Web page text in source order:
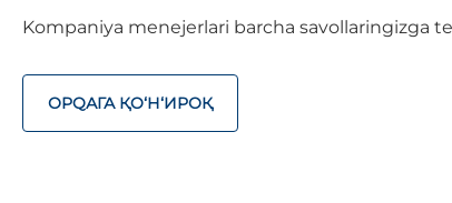
Kompaniya menejerlari barcha savollaringizga
ОРQАГА ҚO‘Н‘ИРОҚ